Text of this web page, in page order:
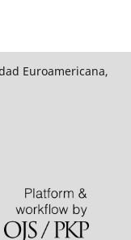
Euroamericana,